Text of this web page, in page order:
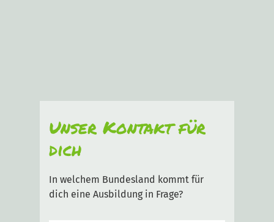
Unser Kontakt für
dich
In welchem Bundesland kommt für
dich eine Ausbildung in Frage?